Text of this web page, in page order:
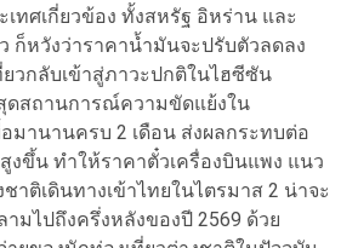
เทศเกี่ยวข้อง ทั้งสหรัฐ อิหร่าน และ
ก็หวังว่าราคาน้ำมันจะปรับตัวลดลง
วกลับเข้าสู่ภาวะปกติในไฮซีซัน
ดสถานการณ์ความขัดแย้งใน
มานานครบ 2 เดือน ส่งผลกระทบต่อ
งขึ้น ทำให้ราคาตั๋วเครื่องบินแพง แนว
าติเดินทางเข้าไทยในไตรมาส 2 น่าจะ
ามไปถึงครึ่งหลังของปี 2569 ด้วย